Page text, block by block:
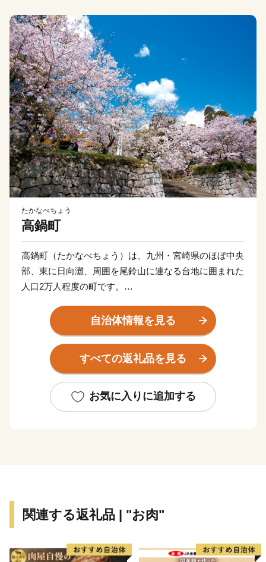
たかなべちょう
高鍋町
高鍋町（たかなべちょう）は、九州・宮崎県のほぼ中央
部、東に日向灘、周囲を尾鈴山に連なる台地に囲まれた
人口2万人程度の町です。
部に市街地、その外側や台地に農業地帯が広がっていま
いにしえのロマン奏でる持田古墳群では「古墳祭」が催
され、江戸時代の秋月3万石を支えた風情漂う城跡で
ひとたび海に出れば、神秘的なアカウミガメの産卵風景
を横目に、西日本有数のサーフスポットでサーフィンを
【ふるさと納税指定に係る指定制度について】
自治体情報を見る
すべての返礼品を見る
お気に入りに追加する
関連する返礼品 | "お肉"